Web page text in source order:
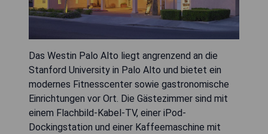
Das Westin Palo Alto liegt angrenzend an die
Stanford University in Palo Alto und bietet ein
modernes Fitnesscenter sowie gastronomische
Einrichtungen vor Ort. Die Gästezimmer sind mit
einem Flachbild-Kabel-TV, einer iPod-
Dockingstation und einer Kaffeemaschine mit